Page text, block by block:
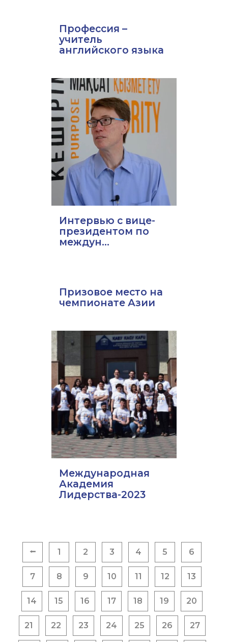
Профессия –
учитель
английского языка
Интервью с вице-
президентом по
междун...
Призовое место на
чемпионате Азии
Международная
Академия
Лидерства-2023
Пагинация
записей
⭠ 1 2 3 4 5 6
7 8 9 10 11 12 13
14 15 16 17 18 19 20
21 22 23 24 25 26 27